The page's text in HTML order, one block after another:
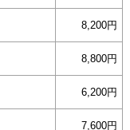
8,200円
8,800円
6,200円
7,600円